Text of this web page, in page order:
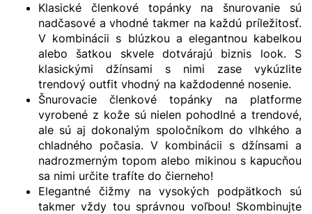
Klasické členkové topánky na šnurovanie sú
nadčasové a vhodné takmer na každú príležitosť.
V kombinácii s blúzkou a elegantnou kabelkou
alebo šatkou skvele dotvárajú biznis look. S
klasickými džínsami s nimi zase vykúzlite
trendový outfit vhodný na každodenné nosenie.
Šnurovacie členkové topánky na platforme
vyrobené z kože sú nielen pohodlné a trendové,
ale sú aj dokonalým spoločníkom do vlhkého a
chladného počasia. V kombinácii s džínsami a
nadrozmerným topom alebo mikinou s kapucňou
sa nimi určite trafíte do čierneho!
Elegantné čižmy na vysokých podpätkoch sú
takmer vždy tou správnou voľbou! Skombinujte